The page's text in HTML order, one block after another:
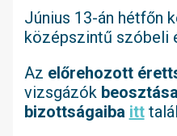
Június 13-án hétfőn
középszintű szóbeli
Az előrehozott
vizsgázók beosztása
bizottságaiba itt